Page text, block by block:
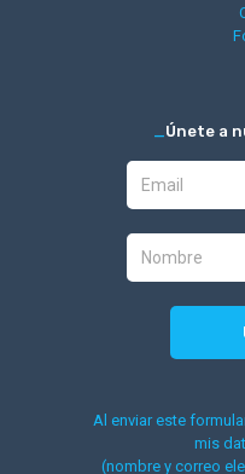
Únete a
Al enviar este
mis
(nombre y correo